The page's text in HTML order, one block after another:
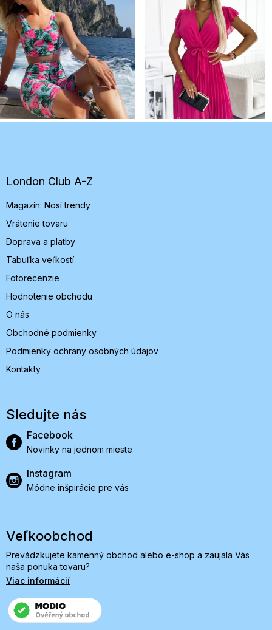
e
London Club A-Z
Magazín: Nosí trendy
Vrátenie tovaru
Doprava a platby
Tabuľka veľkostí
Fotorecenzie
Hodnotenie obchodu
O nás
Obchodné podmienky
Podmienky ochrany osobných údajov
Kontakty
Sledujte nás
Facebook
Novinky na jednom mieste
Instagram
Módne inšpirácie pre vás
Veľkoobchod
Prevádzkujete kamenný obchod alebo e-shop a zaujala Vás
naša ponuka tovaru?
Viac informácií